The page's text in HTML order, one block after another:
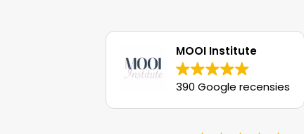
MOOI Institute
390 Google recensies